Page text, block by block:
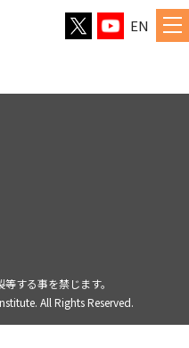
EN
する事を禁じます。
All Rights Reserved.